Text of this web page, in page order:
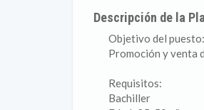
Descripción de la
Objetivo del puesto:
Promoción y venta
Requisitos:
Bachiller